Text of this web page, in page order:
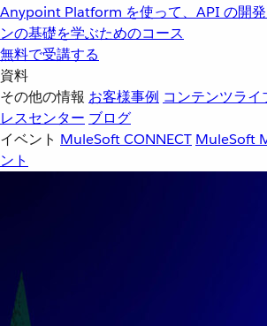
Anypoint Platform を使って、API の開発
ンの基礎を学ぶためのコース
無料で受講する
資料
その他の情報 お客様事例 コンテンツライ
レスセンター ブログ
イベント MuleSoft CONNECT MuleSoft
ント